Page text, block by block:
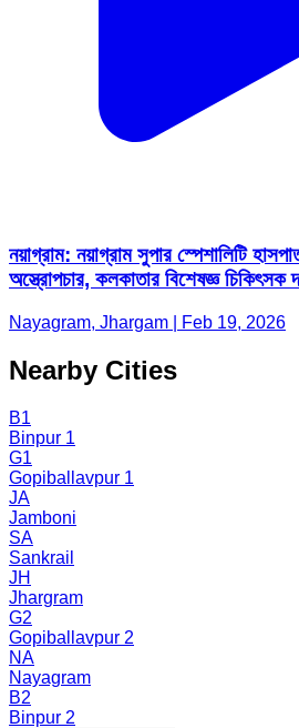
নয়াগ্রাম: নয়াগ্রাম সুপার স্পেশালিটি
অস্ত্রোপচার, কলকাতার বিশেষজ্ঞ চিকিৎসক
Nayagram, Jhargam | Feb 19, 2026
Nearby Cities
B1
Binpur 1
G1
Gopiballavpur 1
JA
Jamboni
SA
Sankrail
JH
Jhargram
G2
Gopiballavpur 2
NA
Nayagram
B2
Binpur 2